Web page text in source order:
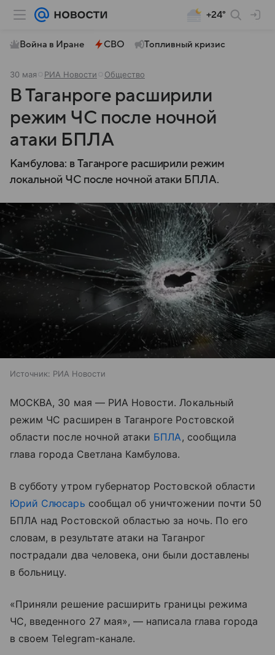
+24°
Война в Иране СВО Топливный кризис
30 мая РИА Новости Общество
В Таганроге расширили
режим ЧС после ночной
атаки БПЛА
Камбулова: в Таганроге расширили режим
локальной ЧС после ночной атаки БПЛА.
Источник: РИА Новости
МОСКВА, 30 мая — РИА Новости. Локальный
режим ЧС расширен в Таганроге Ростовской
области после ночной атаки БПЛА , сообщила
глава города Светлана Камбулова.
В субботу утром губернатор Ростовской области
Юрий Слюсарь сообщал об уничтожении почти 50
БПЛА над Ростовской областью за ночь. По его
словам, в результате атаки на Таганрог
пострадали два человека, они были доставлены
в больницу.
«Приняли решение расширить границы режима
ЧС, введенного 27 мая», — написала глава города
в своем Telegram-канале.